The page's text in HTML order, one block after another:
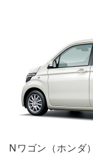
Nワゴン（ホンダ）